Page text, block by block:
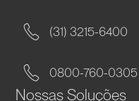
(31) 3215-6400
0800-760-0305
Nossas Soluções